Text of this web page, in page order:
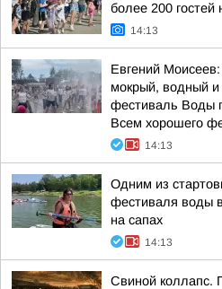
более 200 гостей
14:13
Евгений
мокрый, водный и
фестиваль Воды
Всем хорошего
14:13
Одним из
фестиваля воды
на сапах
14:13
Свиной коллапс.